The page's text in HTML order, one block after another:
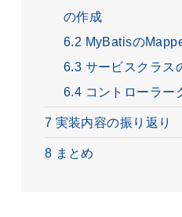
の作成
6.2 MyBatisの
6.3 サービスクラス
6.4 コントローラー
7 実装内容の振り返り
8 まとめ